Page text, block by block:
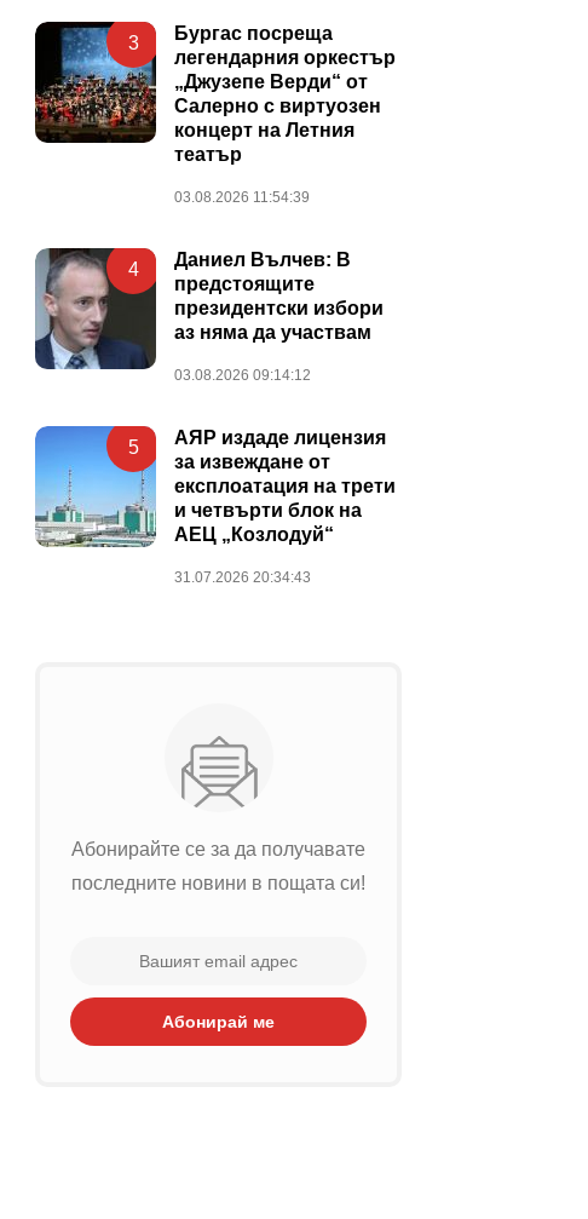
3
Бургас посреща
легендарния оркестър
„Джузепе Верди“ от
Салерно с виртуозен
концерт на Летния
театър
03.08.2026 11:54:39
4
Даниел Вълчев: В
предстоящите
президентски избори
аз няма да участвам
03.08.2026 09:14:12
5
АЯР издаде лицензия
за извеждане от
експлоатация на трети
и четвърти блок на
АЕЦ „Козлодуй“
31.07.2026 20:34:43
Абонирайте се за да получавате
последните новини в пощата си!
Абонирай ме